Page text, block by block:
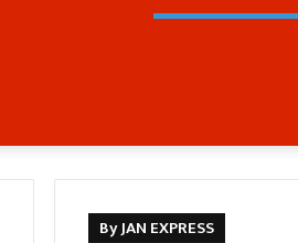
By JAN EXPRESS